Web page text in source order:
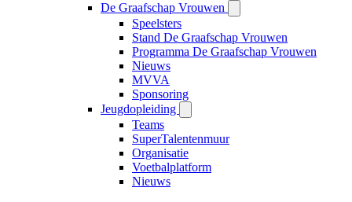
De Graafschap Vrouwen
Speelsters
Stand De Graafschap Vrouwen
Programma De Graafschap Vrouwen
Nieuws
MVVA
Sponsoring
Jeugdopleiding
Teams
SuperTalentenmuur
Organisatie
Voetbalplatform
Nieuws